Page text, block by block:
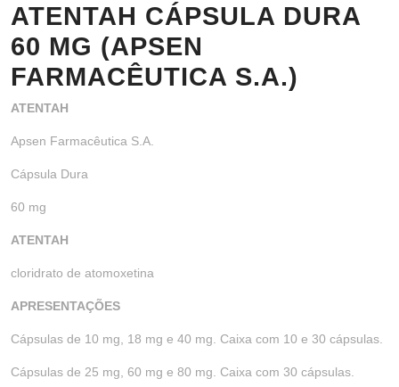
ATENTAH CÁPSULA DURA
60 MG (APSEN
FARMACÊUTICA S.A.)
ATENTAH
Apsen Farmacêutica S.A.
Cápsula Dura
60 mg
ATENTAH
cloridrato de atomoxetina
APRESENTAÇÕES
Cápsulas de 10 mg, 18 mg e 40 mg. Caixa com 10 e 30 cápsulas.
Cápsulas de 25 mg, 60 mg e 80 mg. Caixa com 30 cápsulas.